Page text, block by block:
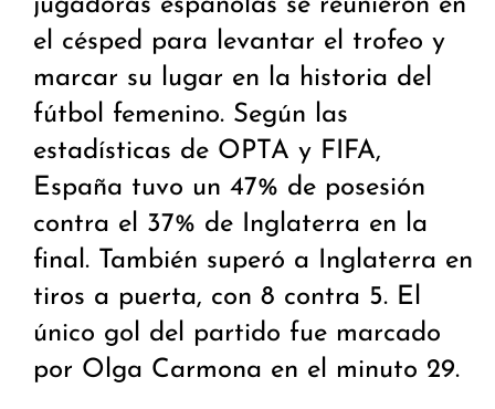
jugadoras españolas se reunieron en
el césped para levantar el trofeo y
marcar su lugar en la historia del
fútbol femenino. Según las
estadísticas de OPTA y FIFA,
España tuvo un 47% de posesión
contra el 37% de Inglaterra en la
final. También superó a Inglaterra en
tiros a puerta, con 8 contra 5. El
único gol del partido fue marcado
por Olga Carmona en el minuto 29.